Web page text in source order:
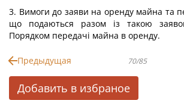
3. Вимоги до заяви на оренду майна та
що подаються разом із такою
Порядком передачі майна в оренду.
Предыдущая 70/85
Добавить в избраное